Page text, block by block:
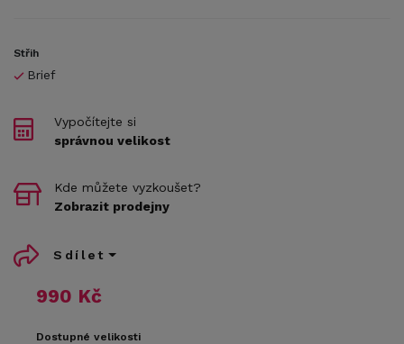
Střih
Brief
990 Kč
Dostupné velikosti
Vypočítejte si
správnou velikost
Kde můžete vyzkoušet?
Zobrazit prodejny
Sdílet